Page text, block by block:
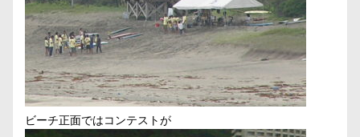
ビーチ正面ではコンテストが